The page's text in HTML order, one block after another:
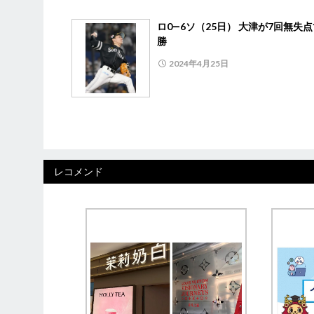
ロ0―6ソ（25日） 大津が7回無失
勝
2024年4月25日
レコメンド